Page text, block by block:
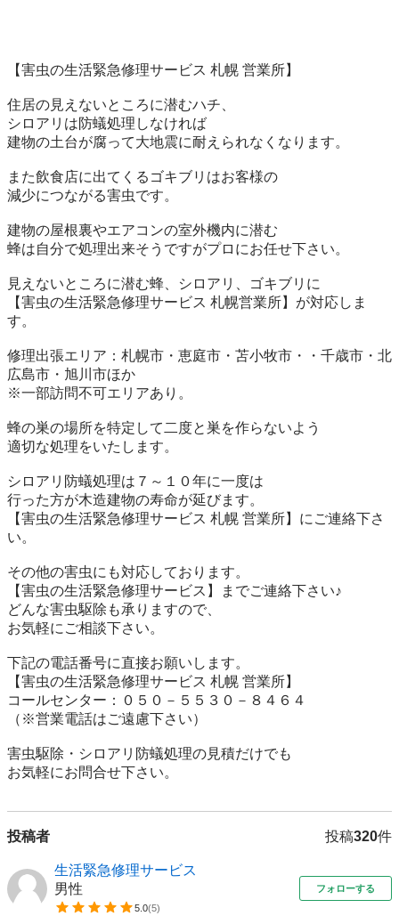
【害虫の生活緊急修理サービス 札幌 営業所】
住居の見えないところに潜むハチ、
シロアリは防蟻処理しなければ
建物の土台が腐って大地震に耐えられなくなります。
また飲食店に出てくるゴキブリはお客様の
減少につながる害虫です。
建物の屋根裏やエアコンの室外機内に潜む
蜂は自分で処理出来そうですがプロにお任せ下さい。
見えないところに潜む蜂、シロアリ、ゴキブリに
【害虫の生活緊急修理サービス 札幌営業所】が対応しま
す。
修理出張エリア：札幌市・恵庭市・苫小牧市・・千歳市・北
広島市・旭川市ほか
※一部訪問不可エリアあり。
蜂の巣の場所を特定して二度と巣を作らないよう
適切な処理をいたします。
シロアリ防蟻処理は７～１０年に一度は
行った方が木造建物の寿命が延びます。
【害虫の生活緊急修理サービス 札幌 営業所】にご連絡下さ
い。
その他の害虫にも対応しております。
【害虫の生活緊急修理サービス】までご連絡下さい♪
どんな害虫駆除も承りますので、
お気軽にご相談下さい。
下記の電話番号に直接お願いします。
【害虫の生活緊急修理サービス 札幌 営業所】
コールセンター：０５０－５５３０－８４６４
（※営業電話はご遠慮下さい）
害虫駆除・シロアリ防蟻処理の見積だけでも
お気軽にお問合せ下さい。
投稿者 投稿320件
生活緊急修理サービス
男性
5.0(5)
フォローする